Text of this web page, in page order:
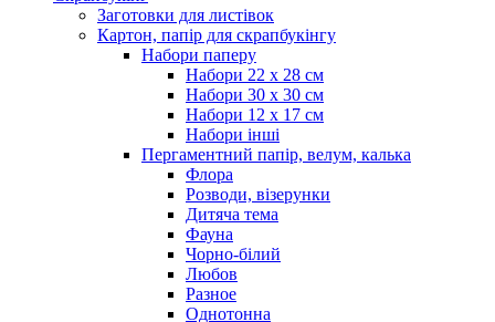
Заготовки для листівок
Картон, папір для скрапбукінгу
Набори паперу
Набори 22 х 28 см
Набори 30 х 30 см
Набори 12 х 17 см
Набори інші
Пергаментний папір, велум, калька
Флора
Розводи, візерунки
Дитяча тема
Фауна
Чорно-білий
Любов
Разное
Однотонна